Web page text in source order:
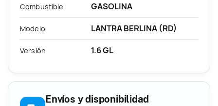
Combustible GASOLINA
Modelo LANTRA BERLINA (RD)
Versión 1.6 GL
Envíos y disponibilidad